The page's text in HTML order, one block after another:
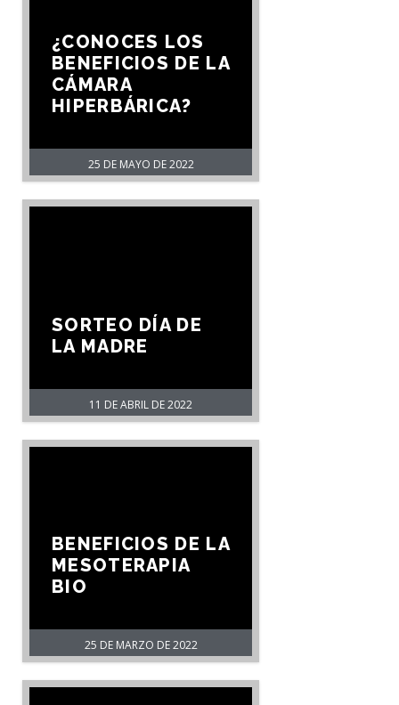
25 DE MAYO DE 2022
¿CONOCES LOS
BENEFICIOS DE LA
CÁMARA
HIPERBÁRICA?
11 DE ABRIL DE 2022
SORTEO DÍA DE
LA MADRE
25 DE MARZO DE 2022
BENEFICIOS DE LA
MESOTERAPIA
BIO